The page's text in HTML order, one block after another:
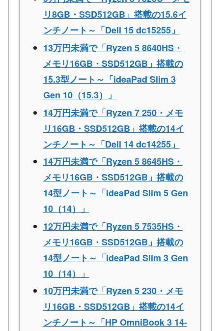
リ8GB・SSD512GB」搭載の15.6イ
ンチノート～「Dell 15 dc15255」
13万円未満で「Ryzen 5 8640HS・
メモリ16GB・SSD512GB」搭載の
15.3型ノート～「ideaPad Slim 3
Gen 10（15.3）」
14万円未満で「Ryzen 7 250・メモ
リ16GB・SSD512GB」搭載の14イ
ンチノート～「Dell 14 dc14255」
14万円未満で「Ryzen 5 8645HS・
メモリ16GB・SSD512GB」搭載の
14型ノート～「ideaPad Slim 5 Gen
10（14）」
12万円未満で「Ryzen 5 7535HS・
メモリ16GB・SSD512GB」搭載の
14型ノート～「ideaPad Slim 3 Gen
10（14）」
10万円未満で「Ryzen 5 230・メモ
リ16GB・SSD512GB」搭載の14イ
ンチノート～「HP OmniBook 3 14-